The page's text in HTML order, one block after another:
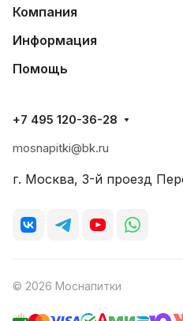
Компания
Информация
Помощь
+7 495 120-36-28
mosnapitki@bk.ru
г. Москва, 3-й проезд
© 2026 Моснапитки